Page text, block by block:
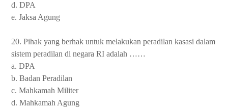
d. DPA
e. Jaksa Agung
20. Pihak yang berhak untuk melakukan peradilan kasasi dalam
sistem peradilan di negara RI adalah ……
a. DPA
b. Badan Peradilan
c. Mahkamah Militer
d. Mahkamah Agung